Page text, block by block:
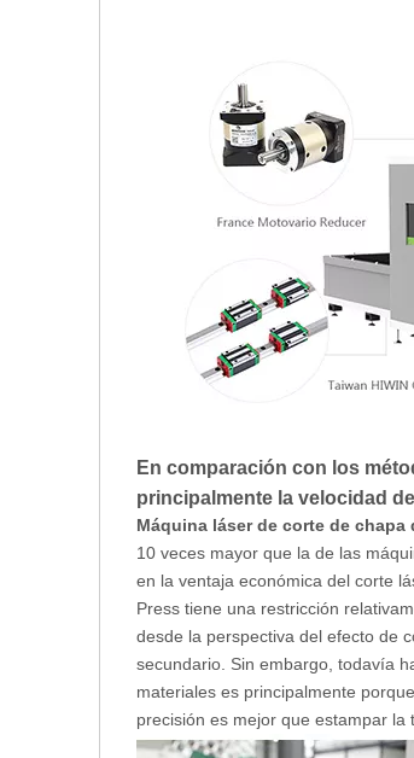
En comparación con los
principalmente la velocidad
Máquina láser de corte de chapa
10 veces mayor que la de las
en la ventaja económica del corte
Press tiene una restricción
desde la perspectiva del efecto de
secundario. Sin embargo, todavía
materiales es principalmente
precisión es mejor que estampar la